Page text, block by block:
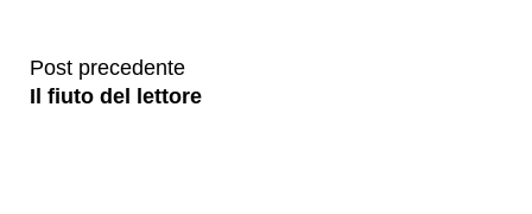
Post precedente
Il fiuto del lettore